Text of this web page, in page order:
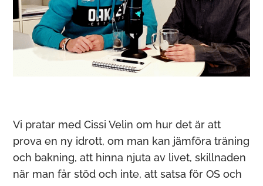
Vi pratar med Cissi Velin om hur det är att
prova en ny idrott, om man kan jämföra träning
och bakning, att hinna njuta av livet, skillnaden
när man får stöd och inte, att satsa för OS och